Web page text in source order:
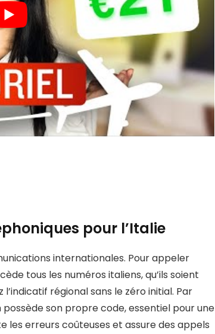
pour l’Italie
internationales. Pour appeler
tous les numéros italiens, qu’ils soient
régional sans le zéro initial. Par
son propre code, essentiel pour une
les erreurs coûteuses et assure des appels